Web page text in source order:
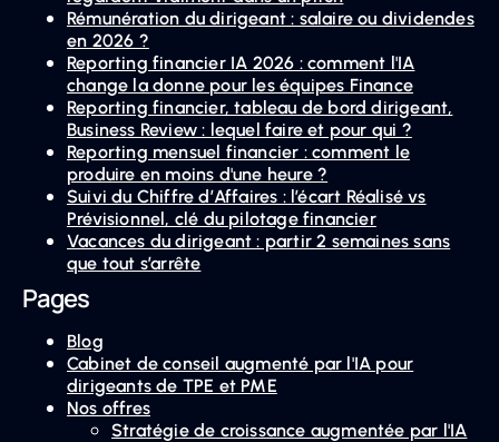
Rémunération du dirigeant : salaire ou dividendes
en 2026 ?
Reporting financier IA 2026 : comment l'IA
change la donne pour les équipes Finance
Reporting financier, tableau de bord dirigeant,
Business Review : lequel faire et pour qui ?
Reporting mensuel financier : comment le
produire en moins d'une heure ?
Suivi du Chiffre d’Affaires : l’écart Réalisé vs
Prévisionnel, clé du pilotage financier
Vacances du dirigeant : partir 2 semaines sans
que tout s’arrête
Pages
Blog
Cabinet de conseil augmenté par l'IA pour
dirigeants de TPE et PME
Nos offres
Stratégie de croissance augmentée par l'IA